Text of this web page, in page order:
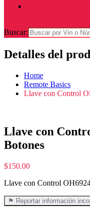
Buscar:
Detalles del
Home
Remote Basics
Llave con Control
Llave con
Botones
$150.00
Llave con Control
⚑ Reportar información